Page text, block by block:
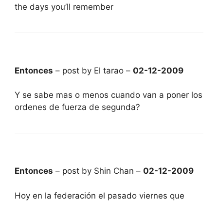
the days you’ll remember
Entonces – post by El tarao – 02-12-2009
Y se sabe mas o menos cuando van a poner los
ordenes de fuerza de segunda?
Entonces – post by Shin Chan – 02-12-2009
Hoy en la federación el pasado viernes que